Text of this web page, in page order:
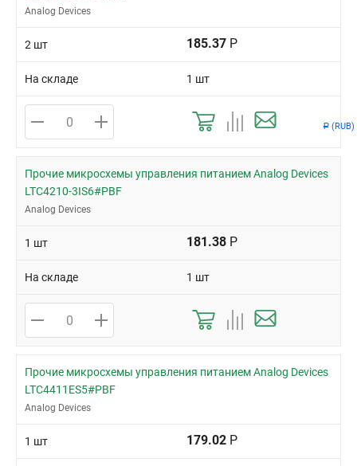
Р (RUB)
Analog Devices
2 шт 185.37 Р
На складе 1 шт
Прочие микросхемы управления питанием Analog Devices
LTC4210-3IS6#PBF
Analog Devices
1 шт 181.38 Р
На складе 1 шт
Прочие микросхемы управления питанием Analog Devices
LTC4411ES5#PBF
Analog Devices
1 шт 179.02 Р